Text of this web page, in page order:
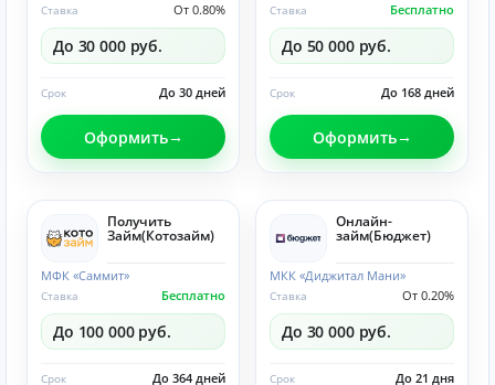
От 0.80%
Ставка
До 30 000 руб.
До 30 дней
Срок
Оформить
Бесплатно
Ставка
До 50 000 руб.
До 168 дней
Срок
Оформить
Получить
Займ(Котозайм)
МФК «Саммит»
Бесплатно
Ставка
До 100 000 руб.
До 364 дней
Срок
Онлайн-
займ(Бюджет)
МКК «Диджитал Мани»
От 0.20%
Ставка
До 30 000 руб.
До 21 дня
Срок